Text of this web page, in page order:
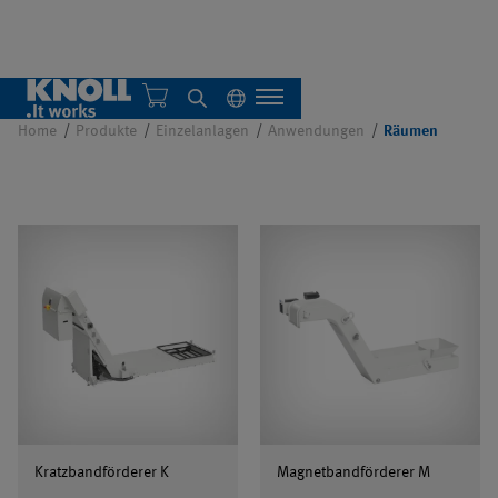
Einzelanlagen
Filteranlagen
Übersicht
Automatisierung
AMB 2026
Übersicht
Home Produkte Einzelanlagen Anwendungen Räumen
Kratzbandförderer K Magnetbandförderer M